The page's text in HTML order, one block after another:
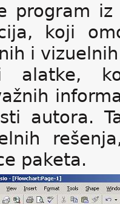
program
koji
i
alatke,
autora.
paketa.